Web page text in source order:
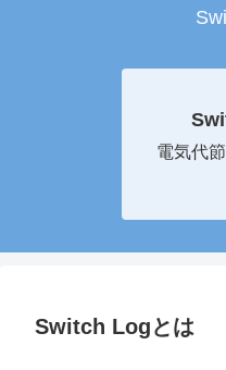
電気代
Switch Logとは